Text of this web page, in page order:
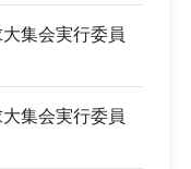
集会実行委員
集会実行委員